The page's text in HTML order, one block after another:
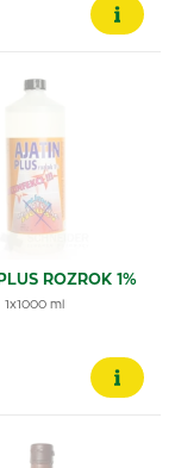
ROZROK 1%
1x1000 ml